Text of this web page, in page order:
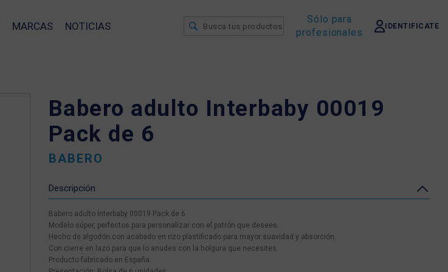
MARCAS NOTICIAS
Sólo para
profesionales
IDENTIFICATE
Babero adulto Interbaby 00019
Pack de 6
BABERO
Descripción
Babero adulto Interbaby 00019 Pack de 6
Modelo súper, perfectos para personalizar con el patrón que desees.
Hecho de algodón con acabado en rizo plastificado para mayor suavidad y absorción.
Con cierre en lazo para que lo anudes con la holgura que necesites.
Producto fabricado en España.